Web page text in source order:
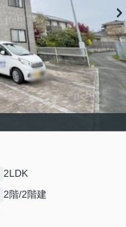
2LDK
2階/2階建